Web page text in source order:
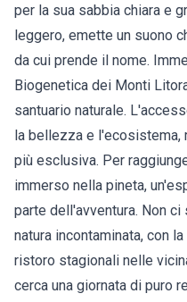
per la sua sabbia chiara e
leggero, emette un suono
da cui prende il nome.
Biogenetica dei Monti
santuario naturale.
la bellezza e l'ecosistema,
più esclusiva. Per
immerso nella pineta,
parte dell'avventura. Non
natura incontaminata, con
ristoro stagionali nelle
cerca una giornata di puro